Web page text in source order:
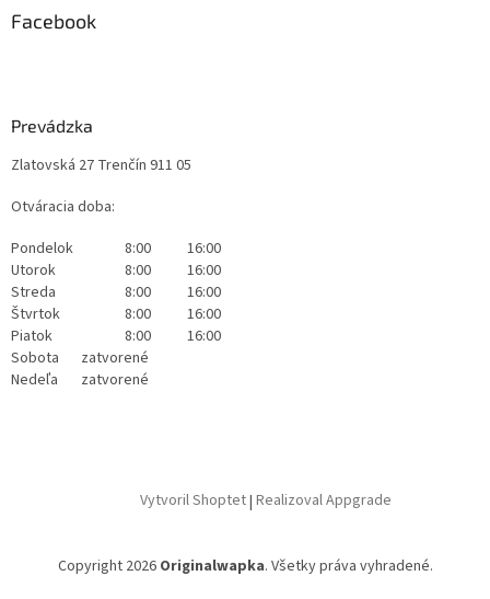
Facebook
Prevádzka
Zlatovská 27 Trenčín 911 05
Otváracia doba:
Pondelok
8:00
16:00
Utorok
8:00
16:00
Streda
8:00
16:00
Štvrtok
8:00
16:00
Piatok
8:00
16:00
Sobota
zatvorené
Nedeľa
zatvorené
Vytvoril Shoptet| Realizoval Appgrade
Copyright 2026 Originalwapka. Všetky práva vyhradené.